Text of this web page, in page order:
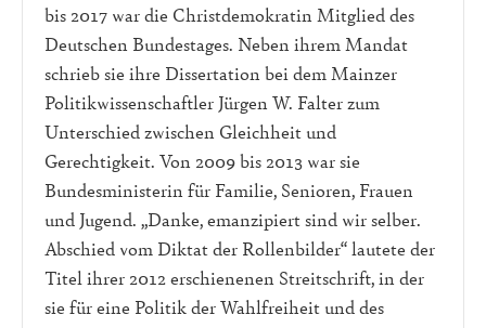
bis 2017 war die Christdemokratin Mitglied des
Deutschen Bundestages. Neben ihrem Mandat
schrieb sie ihre Dissertation bei dem Mainzer
Politikwissenschaftler Jürgen W. Falter zum
Unterschied zwischen Gleichheit und
Gerechtigkeit. Von 2009 bis 2013 war sie
Bundesministerin für Familie, Senioren, Frauen
und Jugend. „Danke, emanzipiert sind wir selber.
Abschied vom Diktat der Rollenbilder“ lautete der
Titel ihrer 2012 erschienenen Streitschrift, in der
sie für eine Politik der Wahlfreiheit und des